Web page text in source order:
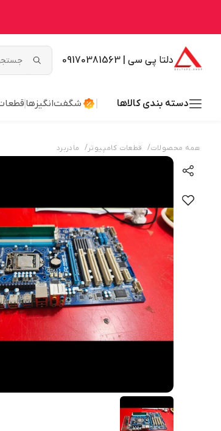
دلتا پی سی | 09170381563
دسته بندی کالاها شگفت‌انگیزها
همه محصولات/ قطعات کامپیوتر/ مادربرد